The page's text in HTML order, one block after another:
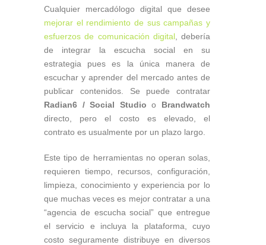
Cualquier mercadólogo digital que desee
mejorar el rendimiento de sus campañas y
esfuerzos de comunicación digital, debería
de integrar la escucha social en su
estrategia pues es la única manera de
escuchar y aprender del mercado antes de
publicar contenidos. Se puede contratar
Radian6 / Social Studioo Brandwatch
directo, pero el costo es elevado, el
contrato es usualmente por un plazo largo.
Este tipo de herramientas no operan solas,
requieren tiempo, recursos, configuración,
limpieza, conocimiento y experiencia por lo
que muchas veces es mejor contratar a una
“agencia de escucha social” que entregue
el servicio e incluya la plataforma, cuyo
costo seguramente distribuye en diversos